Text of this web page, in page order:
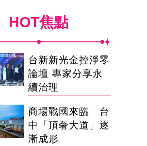
HOT焦點
台新新光金控淨零
論壇 專家分享永
續治理
商場戰國來臨 台
中「頂奢大道」逐
漸成形